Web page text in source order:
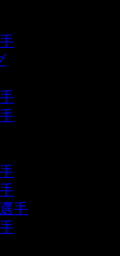
手